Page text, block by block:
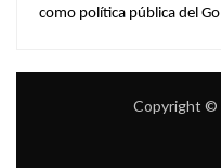
como política pública del
Copyright ©